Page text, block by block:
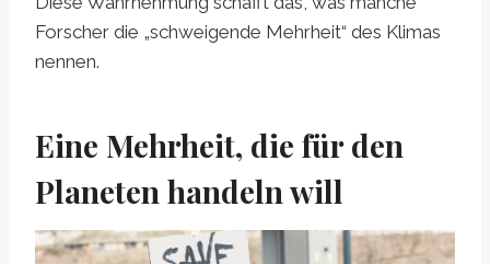
Forscher die „schweigende Mehrheit“ des Klimas
nennen.
Eine Mehrheit, die für den
Planeten handeln will